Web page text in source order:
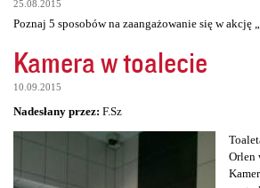
25.08.2015
Poznaj 5 sposobów na zaangażowanie się w akcję
Kamera w toalecie
10.09.2015
Nadesłany przez: F.Sz
Orlen